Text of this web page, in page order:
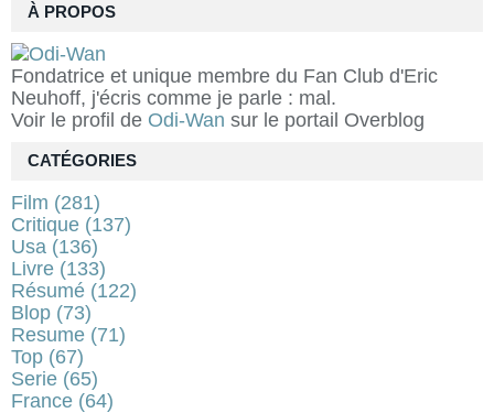
À PROPOS
Fondatrice et unique membre du Fan Club d'Eric
Neuhoff, j'écris comme je parle : mal.
Voir le profil de Odi-Wan sur le portail Overblog
CATÉGORIES
Film (281)
Critique (137)
Usa (136)
Livre (133)
Résumé (122)
Blop (73)
Resume (71)
Top (67)
Serie (65)
France (64)